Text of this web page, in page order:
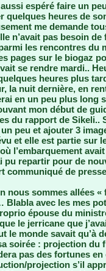
aussi espéré faire un
quelques heures de
me demande
n’avait pas besoin
les rencontres du
pages sur le biogaz
se rendre mardi..
heures plus
la nuit dernière, en
en un peu plus long
mon début de
du rapport de Sikeli..
peu et ajouter 3
et elle est partie sur
l’embarquement
pu repartir pour de
communiqué de
nous sommes allées
Blabla avec les mes
épouse du
le jerricane que
le monde savait qu’à
soirée : projection du
pas des fortunes
projection s’il